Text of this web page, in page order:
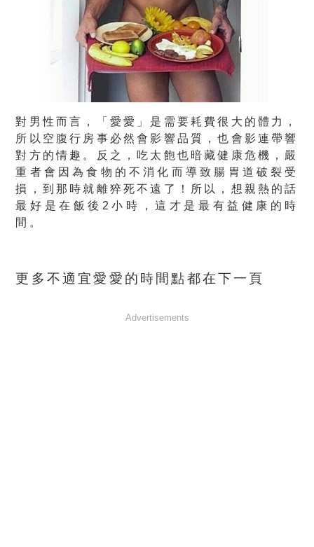
對男性而言，「愛愛」是需要耗費很大的體力，
所以空腹行房事必然會影響品質，也會影連帶響
對方的情趣。反之，吃太飽也暗藏健康危機，嚴
重者會因為食物的不消化而導致腸胃道破裂受
損，到那時就離猝死不遠了！所以，想親熱的話
最好是在飯後2小時，這才是最有益健康的時
間。
更多不適宜愛愛的時間點都在下一頁
Advertisements